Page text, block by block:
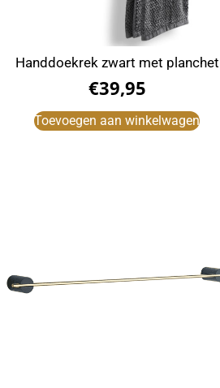
Handdoekrek zwart met planchet
€39,95
Toevoegen aan winkelwagen